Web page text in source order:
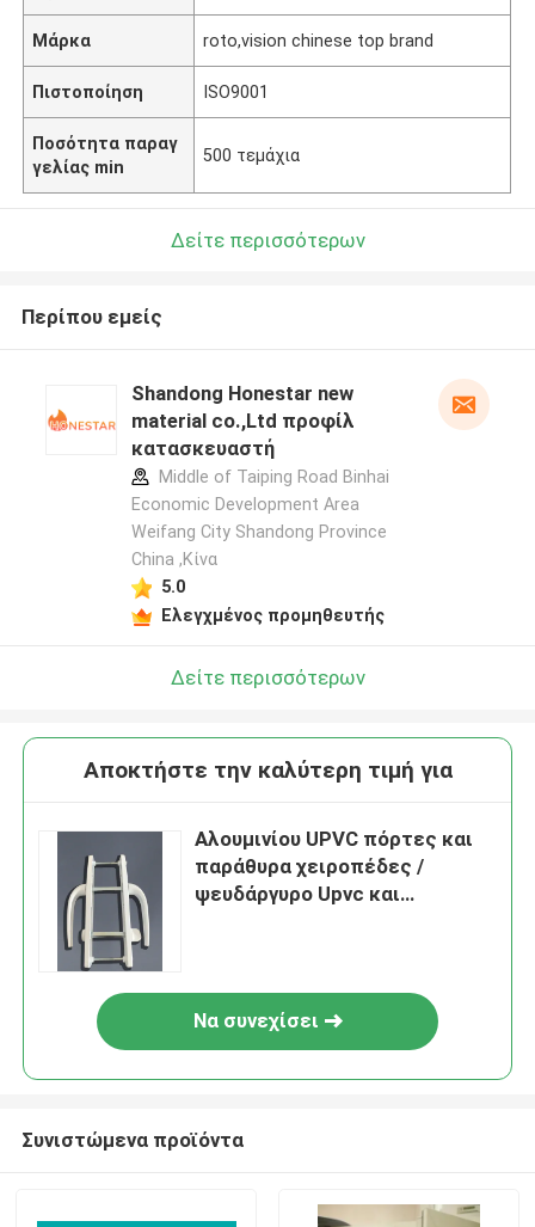
Μάρκα roto,vision chinese top brand
Πιστοποίηση ISO9001
Ποσότητα παραγ
γελίας min
500 τεμάχια
Δείτε περισσότερων
Περίπου εμείς
Shandong Honestar new
material co.,Ltd προφίλ
κατασκευαστή
Middle of Taiping Road Binhai
Economic Development Area
Weifang City Shandong Province
China ,Κίνα
5.0
Ελεγχμένος προμηθευτής
Δείτε περισσότερων
Αποκτήστε την καλύτερη τιμή για
Αλουμινίου UPVC πόρτες και
παράθυρα χειροπέδες /
ψευδάργυρο Upvc και
Να συνεχίσει
Συνιστώμενα προϊόντα